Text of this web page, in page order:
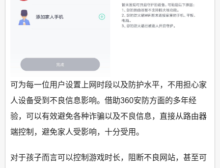
可为每一位用户设置上网时段以及防护水平，不用担心家
人设备受到不良信息影响。借助360安防方面的多年经
验，可以有效避免各种诈骗以及不良信息，直接从路由器
端控制，避免家人受影响，十分受用。
对于孩子而言可以控制游戏时长，阻断不良网站，甚至可